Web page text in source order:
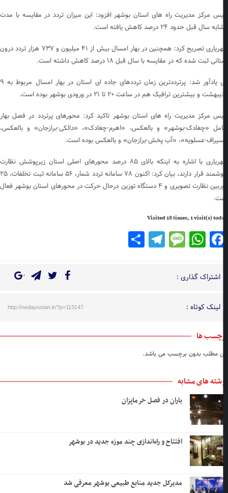
مرکز مدیریت راه های استان بوشهر افزود: این میزان تردد در مقایسه با مدت
سال قبل حدود ۲۴ درصد کاهش یافته است.
شهریاری تصریح کرد: همچنین در بهار امسال بیش از ۴۱ میلیون و ۷۳۷ هزار تردد درون
ثبت شده که در مقایسه با سال قبل ۱۸ درصد کاهش داشته است.
وی یادآور شد: پرترددترین زمان ترددهای جاده ای استان در بهار امسال مربوط به ۹
و بیشترین ترافیک هم در ساعت ۲۰ تا ۲۱ در ورودی بوشهر بوده است.
مرکز مدیریت راه های استان بوشهر تاکید کرد: محورهای پرتردد در فصل بهار
«چغادک-بوشهر» و بالعکس، «اهرم-چغادک»، «دالکی-برازجان» و بالعکس،
عسلویه»، «آب پخش-برازجان» و بالعکس بوده است.
شهریاری با اشاره به اینکه بالای ۸۵ درصد محورهای اصلی استان زیرپوشش نظارت
هوشمند قرار دارند، بیان کرد: اکنون ۷۸ سامانه تردد شمار، ۵۶ سامانه ثبت تخلفات، ۲۵
دوربین نظارت تصویری و ۴ دستگاه توزین درحال حرکت در محورهای استان بوشهر فعال
Visited 18 times, 1 visit(s)
Facebook
WhatsApp
Message
Telegram
Share
اشتراک گذاری :
لینک کوتاه : http://nedayostan.ir/?p=113147
ها
مطلب بدون برچسب می باشد.
های مشابه
باران در فصل خرماپزان
افتتاح و راه‌اندازی چند موزه جدید در بوشهر
مدیرکل جدید منابع طبیعی بوشهر معرفی شد